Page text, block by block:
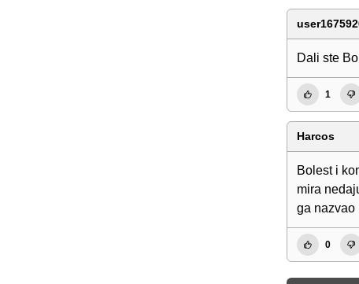
Dali ste
1
Harcos
Bolest i
mira
ga nazvao
0